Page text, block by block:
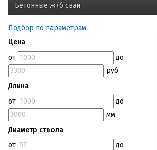
Бетонные ж/б сваи
Подбор по параметрам
Цена
от
до
руб.
Длина
от
до
мм
Диаметр ствола
от
до